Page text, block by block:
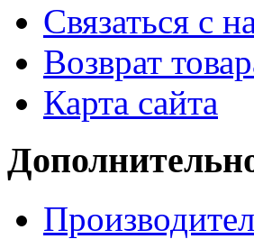
Связаться с
Возврат
Карта сайта